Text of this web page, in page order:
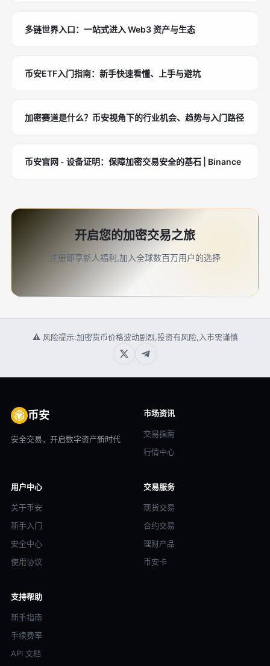
多链世界入口：一站式进入 Web3 资产与生态
币安ETF入门指南：新手快速看懂、上手与避坑
加密赛道是什么？币安视角下的行业机会、趋势与入门路径
币安官网 - 设备证明：保障加密交易安全的基石 | Binance
开启您的加密交易之旅
注册即享新人福利,加入全球数百万用户的选择
⚠ 风险提示:加密货币价格波动剧烈,投资有风险,入市需谨慎
币安
安全交易，开启数字资产新时代
市场资讯
交易指南
行情中心
用户中心
关于币安
新手入门
安全中心
使用协议
交易服务
现货交易
合约交易
理财产品
币安卡
支持帮助
新手指南
手续费率
API 文档